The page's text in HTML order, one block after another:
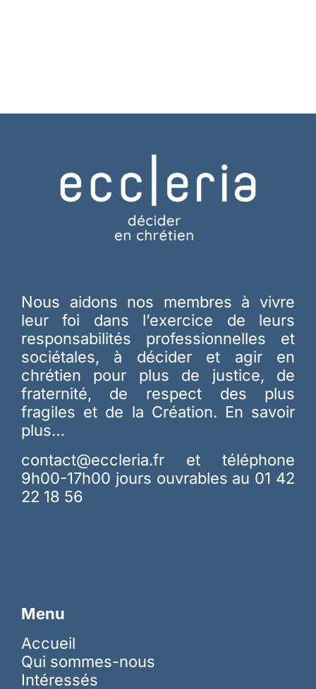
Nous aidons nos membres à vivre
leur foi dans l’exercice de leurs
responsabilités professionnelles et
sociétales, à décider et agir en
chrétien pour plus de justice, de
fraternité, de respect des plus
fragiles et de la Création. En savoir
plus…
contact@eccleria.fr et téléphone
9h00-17h00 jours ouvrables au 01 42
22 18 56
Menu
Accueil
Qui sommes-nous
Intéressés